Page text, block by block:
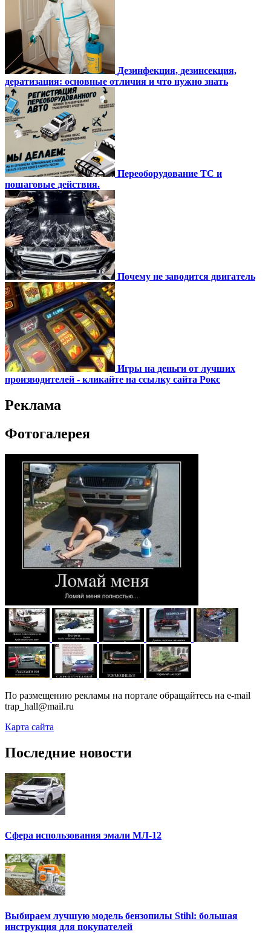
Дезинфекция, дезинсекция,
дератизация: основные отличия и что нужно знать
Переоборудование ТС и
пошаговые действия.
Почему не заводится двигатель
Игры на деньги от лучших
производителей - кликайте на ссылку сайта Рокс
Реклама
Фотогалерея
По размещению рекламы на портале обращайтесь на e-mail
trap_hall@mail.ru
Карта сайта
Последние новости
Сфера использования эмали МЛ-12
Выбираем лучшую модель бензопилы Stihl: большая
инструкция для покупателей